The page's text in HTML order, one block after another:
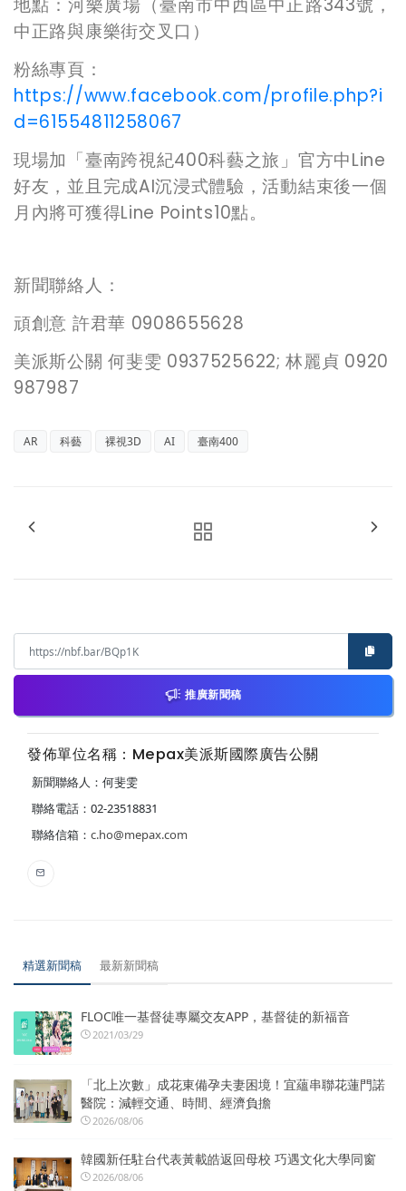
地點：河樂廣場（臺南市中西區中正路343號，
中正路與康樂街交叉口）
粉絲專頁：
https://www.facebook.com/profile.php?i
d=61554811258067
現場加「臺南跨視紀400科藝之旅」官方中Line
好友，並且完成AI沉浸式體驗，活動結束後一個
月內將可獲得Line Points10點。
新聞聯絡人：
頑創意 許君華 0908655628
美派斯公關 何斐雯 0937525622; 林麗貞 0920
987987
AR 科藝 裸視3D AI 臺南400
推廣新聞稿
發佈單位名稱：Mepax美派斯國際廣告公關
新聞聯絡人：何斐雯
聯絡電話：02-23518831
聯絡信箱： c.ho@mepax.com
精選新聞稿 最新新聞稿
FLOC唯一基督徒專屬交友APP，基督徒的新福音
2021/03/29
「北上次數」成花東備孕夫妻困境！宜蘊串聯花蓮門諾
醫院：減輕交通、時間、經濟負擔
2026/08/06
韓國新任駐台代表黃載皓返回母校 巧遇文化大學同窗
2026/08/06